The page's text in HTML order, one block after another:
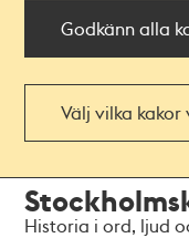
Godkänn alla
Välj vilka
navigationen
huvudinnehållet
Historia i ord, ljud